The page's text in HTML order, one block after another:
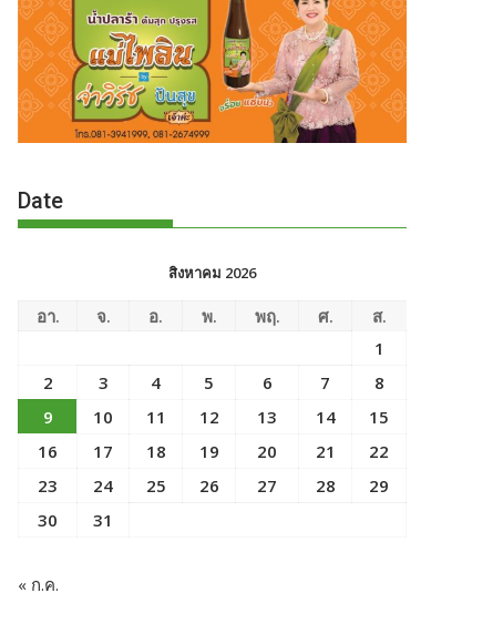
Date
สิงหาคม 2026
อา. จ. อ. พ. พฤ. ศ.
ส.
1
2
3 4 5 6 7
8
9
10 11 12 13 14
15
16
17 18 19 20 21
22
23
24 25 26 27 28
29
30
31
« ก.ค.